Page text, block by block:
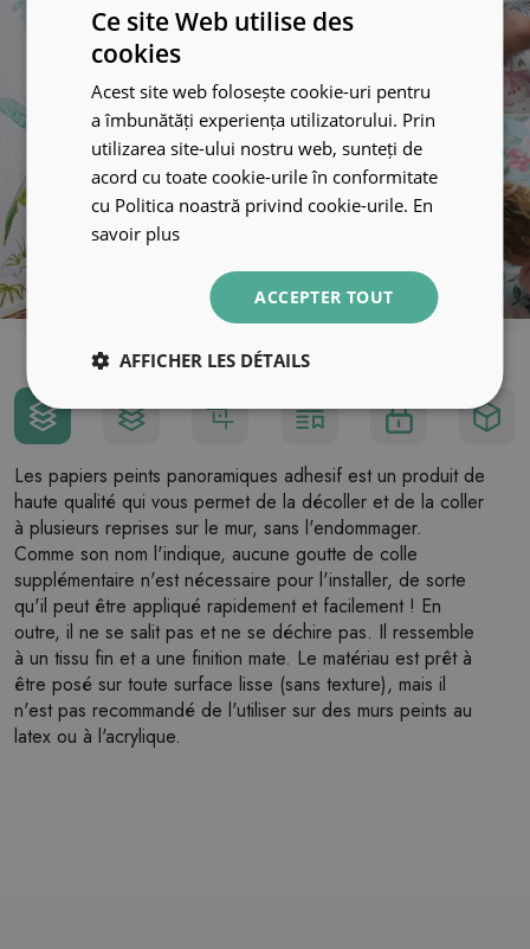
Les papiers peints panoramiques adhesif est un produit de
haute qualité qui vous permet de la décoller et de la coller
à plusieurs reprises sur le mur, sans l'endommager.
Comme son nom l'indique, aucune goutte de colle
supplémentaire n'est nécessaire pour l'installer, de sorte
qu'il peut être appliqué rapidement et facilement ! En
outre, il ne se salit pas et ne se déchire pas. Il ressemble
à un tissu fin et a une finition mate. Le matériau est prêt à
être posé sur toute surface lisse (sans texture), mais il
n'est pas recommandé de l'utiliser sur des murs peints au
latex ou à l'acrylique.
Ce site Web utilise des
cookies
Acest site web folosește cookie-uri pentru
a îmbunătăți experiența utilizatorului. Prin
utilizarea site-ului nostru web, sunteți de
acord cu toate cookie-urile în conformitate
cu Politica noastră privind cookie-urile. En
savoir plus
ACCEPTER TOUT
AFFICHER LES DÉTAILS